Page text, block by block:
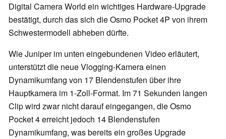
Digital Camera World ein wichtiges Hardware-Upgrade
bestätigt, durch das sich die Osmo Pocket 4P von ihrem
Schwestermodell abheben dürfte.
Wie Juniper im unten eingebundenen Video erläutert,
unterstützt die neue Vlogging-Kamera einen
Dynamikumfang von 17 Blendenstufen über ihre
Hauptkamera im 1-Zoll-Format. Im 71 Sekunden langen
Clip wird zwar nicht darauf eingegangen, die Osmo
Pocket 4 erreicht jedoch 14 Blendenstufen
Dynamikumfang, was bereits ein großes Upgrade